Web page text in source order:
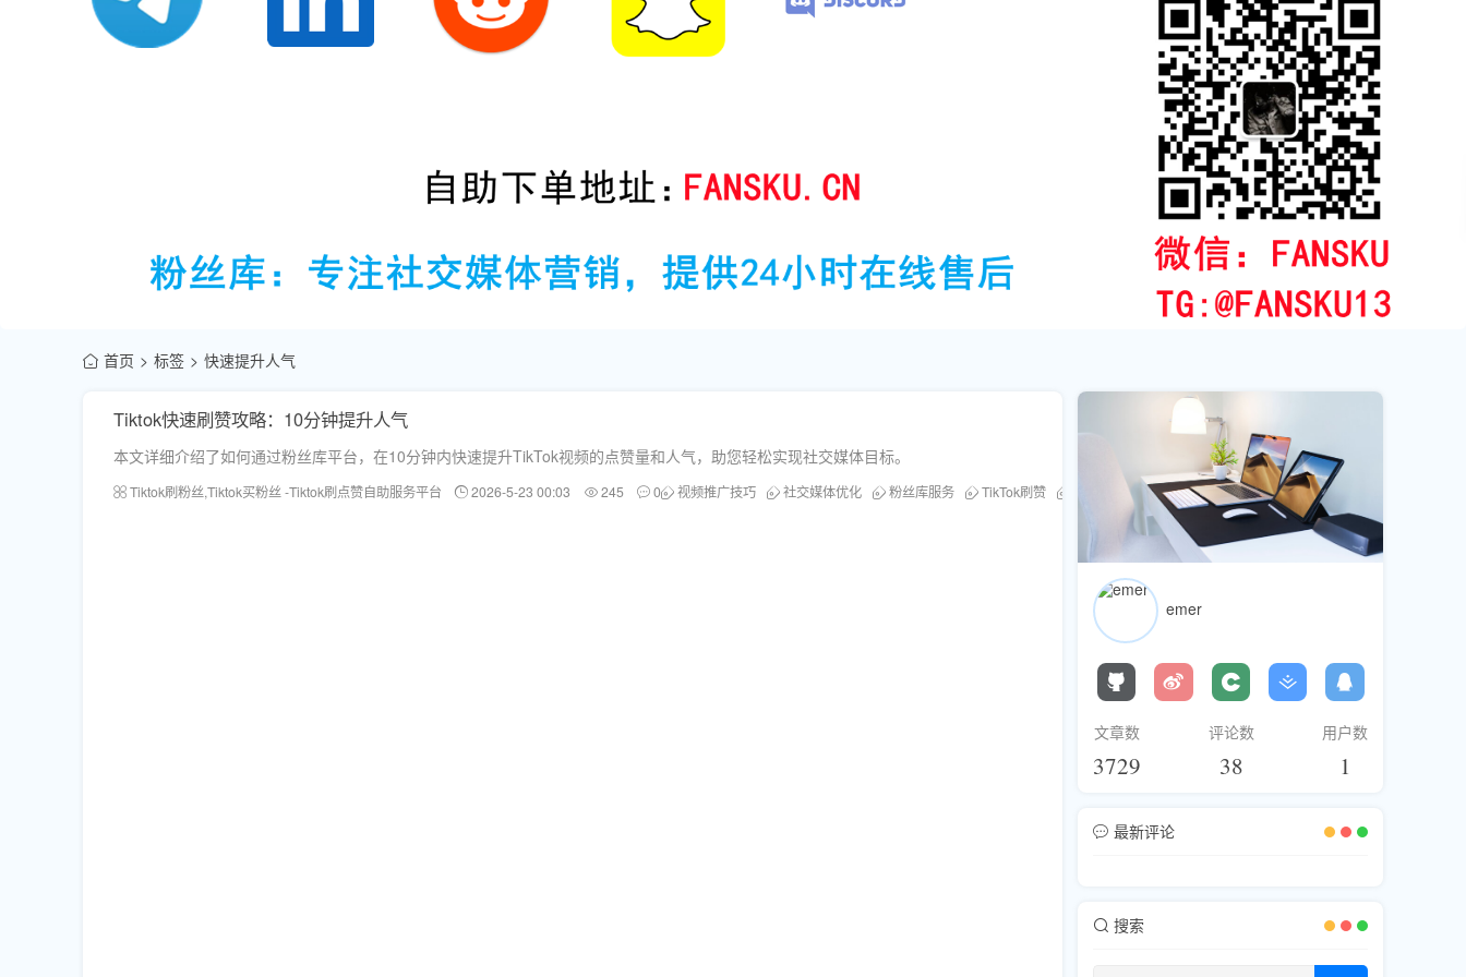
首页 标签 快速提升人气
Tiktok快速刷赞攻略：10分钟提升人气
本文详细介绍了如何通过粉丝库平台，在10分钟内快速提升TikTok视频的点赞量和人气，助您轻松实现社交媒体目标。
Tiktok刷粉丝,Tiktok买粉丝 -Tiktok刷点赞自助服务平台 2026-5-23 00:03 245 0 视频推广技巧 社交媒体优化 粉丝库服务 TikTok刷赞 快速提升人气
emer
文章数
3729
评论数
38
用户数
1
最新评论
搜索